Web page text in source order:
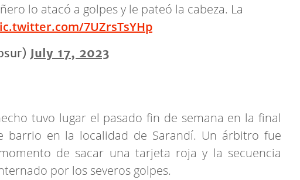
lo atacó a golpes y le pateó la cabeza. La
7UZrsTsYHp
July 17, 2023
tuvo lugar el pasado fin de semana en la final
en la localidad de Sarandí. Un árbitro fue
de sacar una tarjeta roja y la secuencia
por los severos golpes.